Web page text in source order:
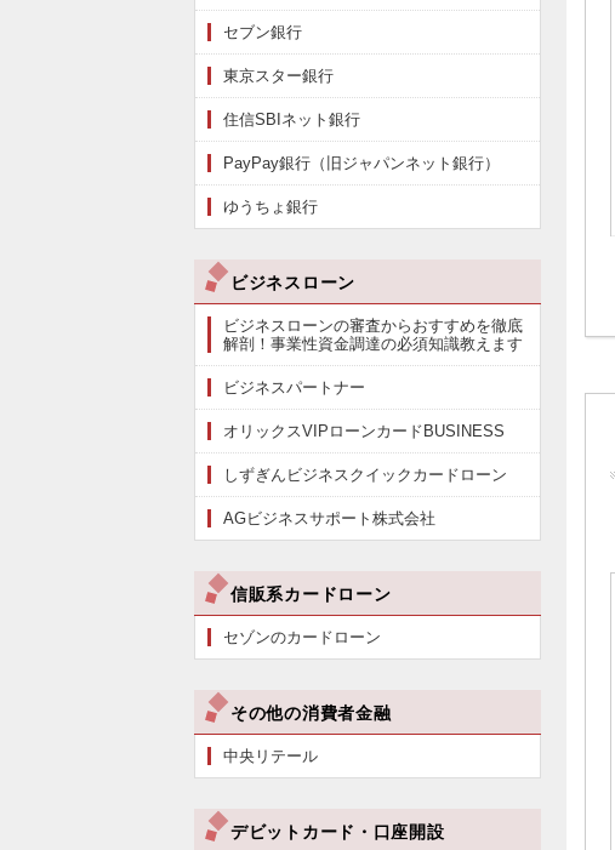
セブン銀行
東京スター銀行
住信SBIネット銀行
PayPay銀行（旧ジャパンネット銀行）
ゆうちょ銀行
ビジネスローン
ビジネスローンの審査からおすすめを徹底
解剖！事業性資金調達の必須知識教えます
ビジネスパートナー
オリックスVIPローンカードBUSINESS
しずぎんビジネスクイックカードローン
AGビジネスサポート株式会社
信販系カードローン
セゾンのカードローン
その他の消費者金融
中央リテール
デビットカード・口座開設